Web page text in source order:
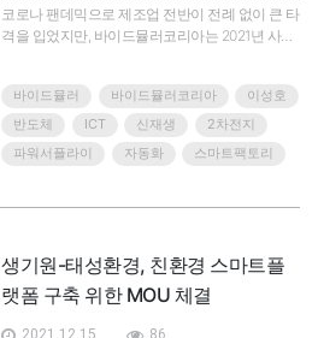
코로나 팬데믹으로 제조업 전반이 전례 없이 큰 타
격을 입었지만, 바이드뮬러코리아는 2021년 사상
인을 전통 기준에 얽매이지 않는 진보와 혁신적인
기술개발이라고 자신 있게 답한다. 바이드뮬러코
리아는 이런 진보와 혁신성을 바탕으로, 향후 반도
체, 2차전지, ICT 산업과 더불어 신재생 에너지 분
바이드뮬러 바이드뮬러코리아
이성호
반도체
ICT 신재생
2차전지
파워서플라이
자동화 스마트팩토리
생기원-태성환경, 친환경 스마트플
랫폼 구축 위한 MOU 체결
2021.12.15 86